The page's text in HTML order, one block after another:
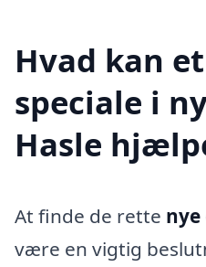
Hvad kan
speciale i
Hasle
At finde de rette nye
være en vigtig